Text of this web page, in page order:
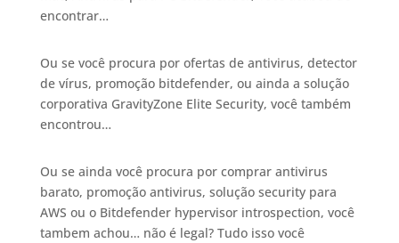
encontrar…
Ou se você procura por ofertas de antivirus, detector
de vírus, promoção bitdefender, ou ainda a solução
corporativa GravityZone Elite Security, você também
encontrou…
Ou se ainda você procura por comprar antivirus
barato, promoção antivirus, solução security para
AWS ou o Bitdefender hypervisor introspection, você
tambem achou… não é legal? Tudo isso você